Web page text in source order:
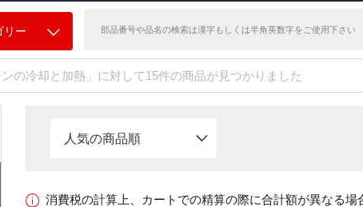
リー
ンの冷却と加熱」に対して15件の商品が見つかりました
人気の商品順
消費税の計算上、カートでの精算の際に合計額が異なる場